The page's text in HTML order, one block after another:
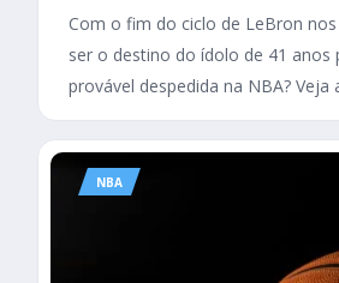
Com o fim do ciclo de LeBron
ser o destino do ídolo de 41 anos
provável despedida na NBA? Veja
NBA